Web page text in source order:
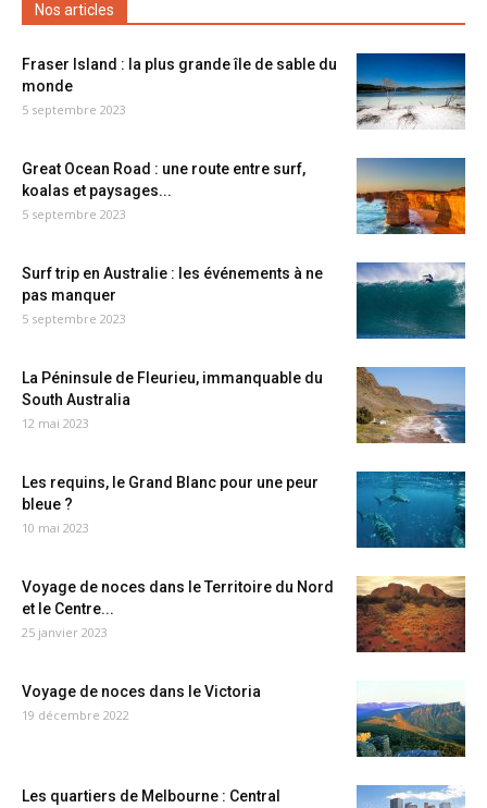
Nos articles
Fraser Island : la plus grande île de sable du
monde
5 septembre 2023
Great Ocean Road : une route entre surf,
koalas et paysages...
5 septembre 2023
Surf trip en Australie : les événements à ne
pas manquer
5 septembre 2023
La Péninsule de Fleurieu, immanquable du
South Australia
12 mai 2023
Les requins, le Grand Blanc pour une peur
bleue ?
10 mai 2023
Voyage de noces dans le Territoire du Nord
et le Centre...
25 janvier 2023
Voyage de noces dans le Victoria
19 décembre 2022
Les quartiers de Melbourne : Central